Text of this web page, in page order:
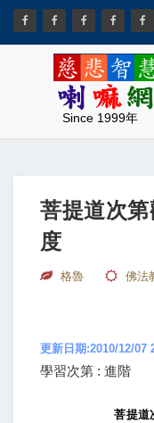
Since 1999年
菩提道次
度
格魯 佛法
更新日期:2010/12/07
學習次第 : 進階
菩提道